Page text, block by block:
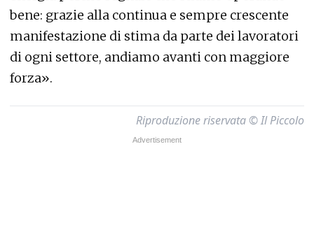
bene: grazie alla continua e sempre crescente
manifestazione di stima da parte dei lavoratori
di ogni settore, andiamo avanti con maggiore
forza».
Riproduzione riservata © Il Piccolo